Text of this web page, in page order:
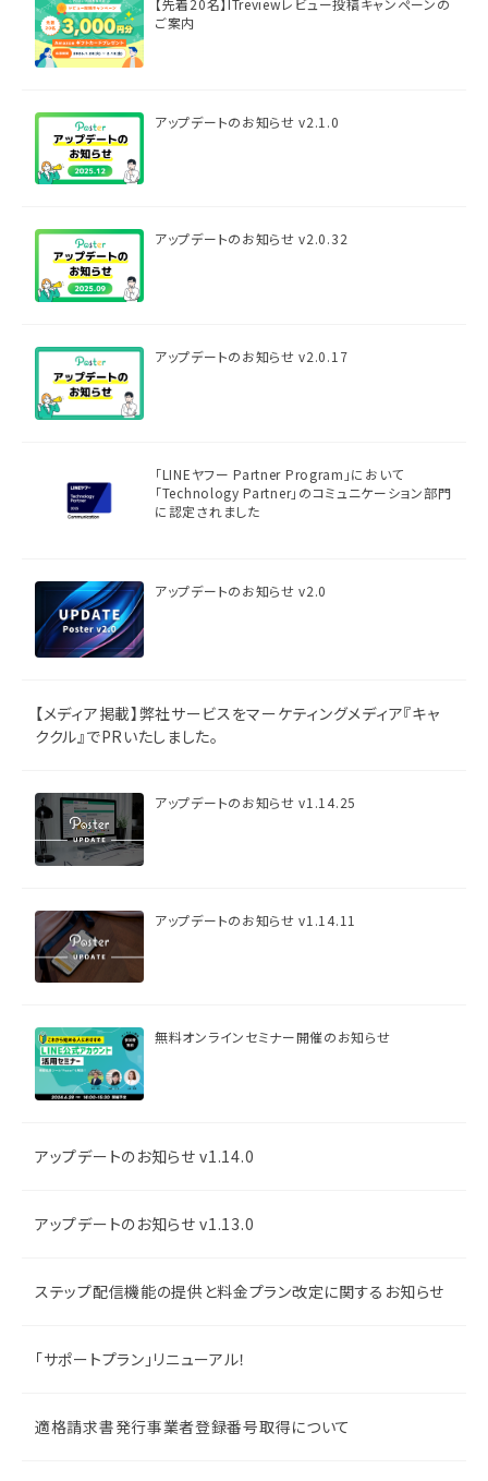
【先着20名】ITreviewレビュー投稿キャンペーンの
ご案内
アップデートのお知らせ v2.1.0
アップデートのお知らせ v2.0.32
アップデートのお知らせ v2.0.17
「LINEヤフー Partner Program」において
「Technology Partner」のコミュニケーション部門
に認定されました
アップデートのお知らせ v2.0
【メディア掲載】弊社サービスをマーケティングメディア『キャ
ククル』でPRいたしました。
アップデートのお知らせ v1.14.25
アップデートのお知らせ v1.14.11
無料オンラインセミナー開催のお知らせ
アップデートのお知らせ v1.14.0
アップデートのお知らせ v1.13.0
ステップ配信機能の提供と料金プラン改定に関するお知らせ
「サポートプラン」リニューアル！
適格請求書発行事業者登録番号取得について